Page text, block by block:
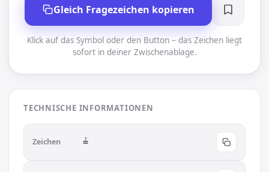
Gleich Fragezeichen kopieren
Klick auf das Symbol oder den Button – das Zeichen liegt
sofort in deiner Zwischenablage.
TECHNISCHE INFORMATIONEN
Zeichen ≟︎